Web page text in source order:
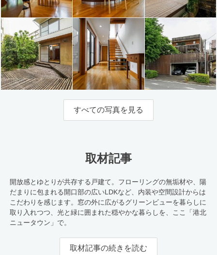
すべての写真を見る
取材記事
開放感とゆとりが共存する戸建て。フローリングの無垢材や、陽
だまりに包まれる開口部の広いLDKなど、内装や空間設計からは
こだわりを感じます。窓の外に広がるグリーンビューを暮らしに
取り入れつつ、光と緑に囲まれた穏やかな暮らしを、ここ「港北
ニュータウン」で。
取材記事の続きを読む